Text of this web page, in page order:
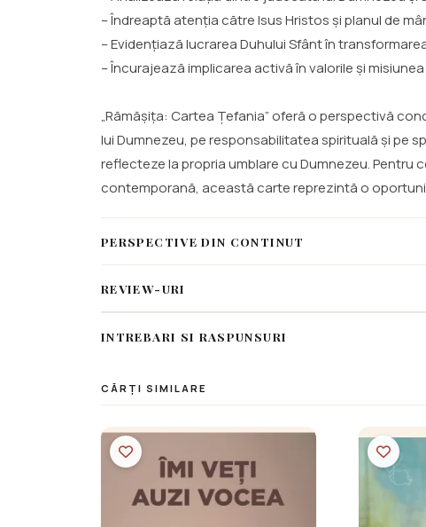
– Îndreaptă atenția către Isus Hristos și planul de
– Evidențiază lucrarea Duhului Sfânt în
– Încurajează implicarea activă în valorile și
„Rămășița: Cartea Țefania” oferă o perspectivă
lui Dumnezeu, pe responsabilitatea spirituală și pe
reflecteze la propria umblare cu Dumnezeu.
contemporană, această carte reprezintă o
PERSPECTIVE DIN CONTINUT
REVIEW-URI
INTREBARI SI RASPUNSURI
CĂRȚI SIMILARE